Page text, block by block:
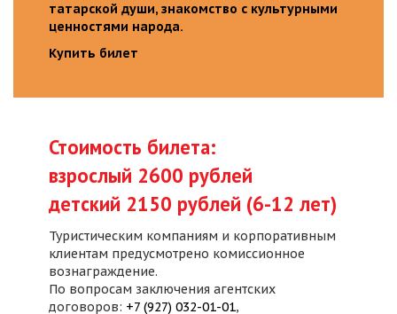
татарской души, знакомство с культурными
ценностями народа.
Купить билет
Стоимость билета:
взрослый 2600 рублей
детский 2150 рублей (6-12 лет)
Туристическим компаниям и корпоративным
клиентам предусмотрено комиссионное
вознаграждение.
По вопросам заключения агентских
договоров: +7 (927) 032-01-01,